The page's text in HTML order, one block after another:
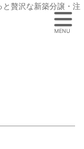
贅沢な新築分譲・注
MENU